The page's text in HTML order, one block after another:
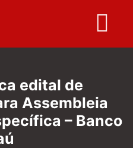
edital de
Assembleia
– Banco